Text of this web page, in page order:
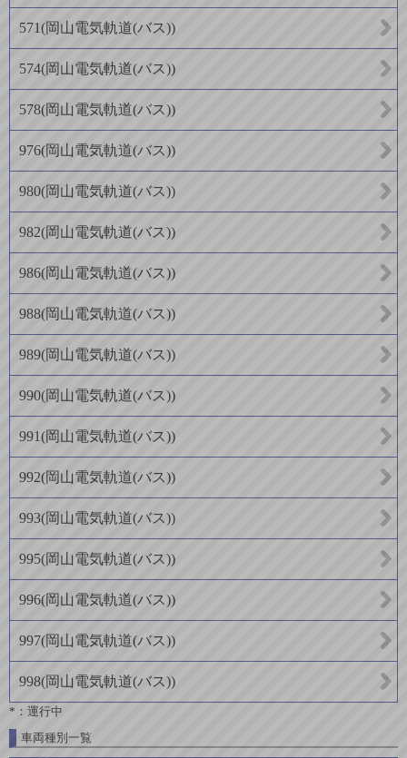
571(岡山電気軌道(バス))
574(岡山電気軌道(バス))
578(岡山電気軌道(バス))
976(岡山電気軌道(バス))
980(岡山電気軌道(バス))
982(岡山電気軌道(バス))
986(岡山電気軌道(バス))
988(岡山電気軌道(バス))
989(岡山電気軌道(バス))
990(岡山電気軌道(バス))
991(岡山電気軌道(バス))
992(岡山電気軌道(バス))
993(岡山電気軌道(バス))
995(岡山電気軌道(バス))
996(岡山電気軌道(バス))
997(岡山電気軌道(バス))
998(岡山電気軌道(バス))
*：運行中
車両種別一覧